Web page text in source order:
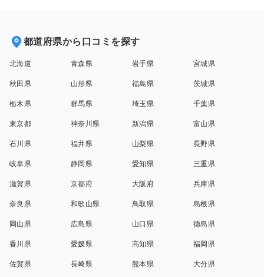
都道府県から口コミを探す
北海道 青森県 岩手県 宮城県
秋田県 山形県 福島県 茨城県
栃木県 群馬県 埼玉県 千葉県
東京都 神奈川県 新潟県 富山県
石川県 福井県 山梨県 長野県
岐阜県 静岡県 愛知県 三重県
滋賀県 京都府 大阪府 兵庫県
奈良県 和歌山県 鳥取県 島根県
岡山県 広島県 山口県 徳島県
香川県 愛媛県 高知県 福岡県
佐賀県 長崎県 熊本県 大分県